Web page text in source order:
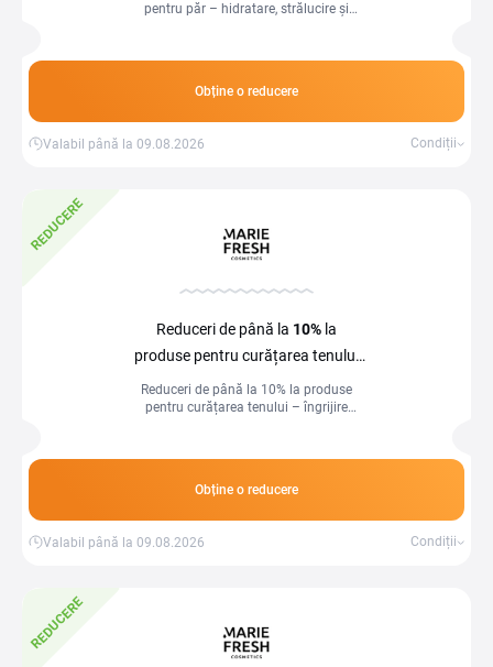
pentru păr – hidratare, strălucire și
Obține o reducere
Valabil până la 09.08.2026 Condiții
REDUCERE
Reduceri de până la 10% la
produse pentru curățarea tenului
la Marie Fresh Cosmetics
Reduceri de până la 10% la produse
pentru curățarea tenului – îngrijire
Obține o reducere
Valabil până la 09.08.2026 Condiții
REDUCERE